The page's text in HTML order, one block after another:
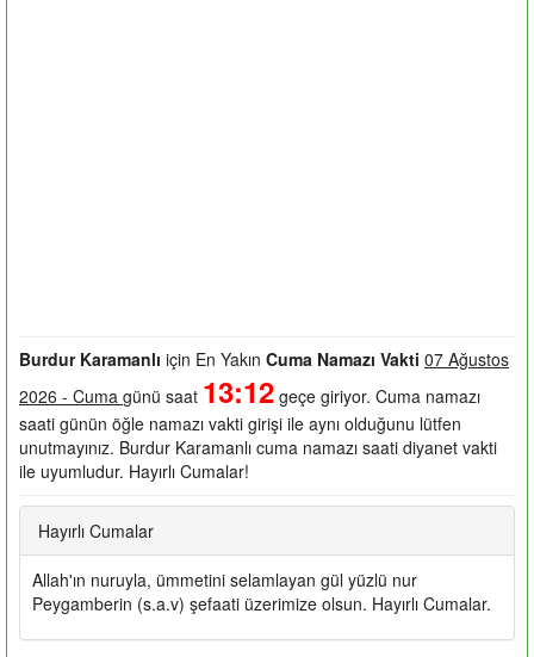
Burdur Karamanlı için En Yakın Cuma Namazı Vakti 07 Ağustos
2026 - Cuma günü saat 13:12 geçe giriyor. Cuma namazı
saati günün öğle namazı vakti girişi ile aynı olduğunu lütfen
unutmayınız. Burdur Karamanlı cuma namazı saati diyanet vakti
ile uyumludur. Hayırlı Cumalar!
Hayırlı Cumalar
Allah'ın nuruyla, ümmetini selamlayan gül yüzlü nur
Peygamberin (s.a.v) şefaati üzerimize olsun. Hayırlı Cumalar.